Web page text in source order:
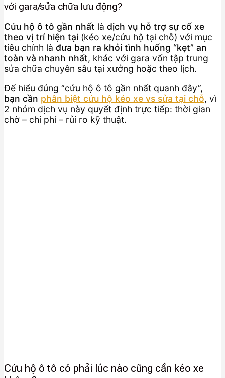
với gara/sửa chữa lưu động?
Cứu hộ ô tô gần nhất là dịch vụ hỗ trợ sự cố xe
theo vị trí hiện tại (kéo xe/cứu hộ tại chỗ) với mục
tiêu chính là đưa bạn ra khỏi tình huống “kẹt” an
toàn và nhanh nhất, khác với gara vốn tập trung
sửa chữa chuyên sâu tại xưởng hoặc theo lịch.
Để hiểu đúng “cứu hộ ô tô gần nhất quanh đây”,
bạn cần phân biệt cứu hộ kéo xe vs sửa tại chỗ, vì
2 nhóm dịch vụ này quyết định trực tiếp: thời gian
chờ – chi phí – rủi ro kỹ thuật.
Cứu hộ ô tô có phải lúc nào cũng cần kéo xe